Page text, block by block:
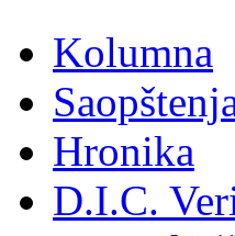
Kolumna
Hronika
D.I.C.